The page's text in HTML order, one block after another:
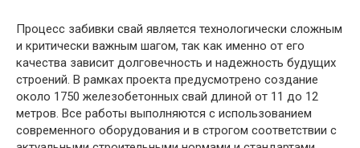
Процесс забивки свай является технологически сложным
и критически важным шагом, так как именно от его
качества зависит долговечность и надежность будущих
строений. В рамках проекта предусмотрено создание
около 1750 железобетонных свай длиной от 11 до 12
метров. Все работы выполняются с использованием
современного оборудования и в строгом соответствии с